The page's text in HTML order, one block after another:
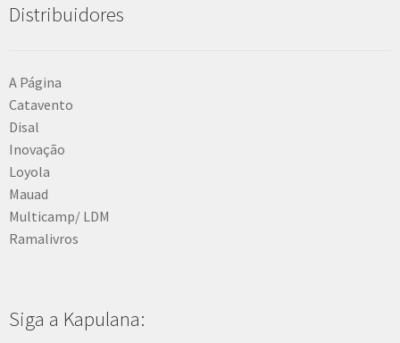
Distribuidores
A Página
Catavento
Disal
Inovação
Loyola
Mauad
Multicamp/ LDM
Ramalivros
Siga a Kapulana: